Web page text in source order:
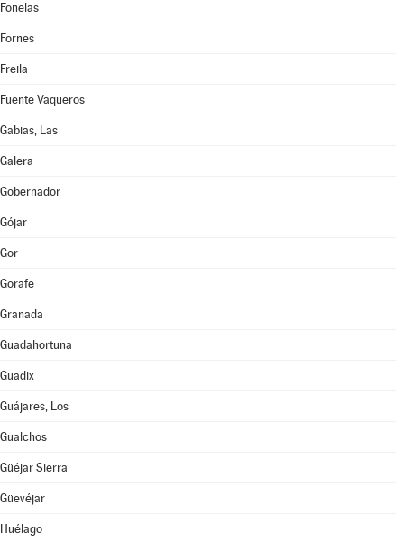
Fonelas
Fornes
Freila
Fuente Vaqueros
Gabias, Las
Galera
Gobernador
Gójar
Gor
Gorafe
Granada
Guadahortuna
Guadix
Guájares, Los
Gualchos
Güéjar Sierra
Güevéjar
Huélago